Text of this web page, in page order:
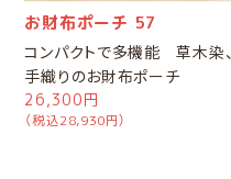
お財布ポーチ 57
コンパクトで多機能 草木染、
手織りのお財布ポーチ
26,300円
（税込28,930円）